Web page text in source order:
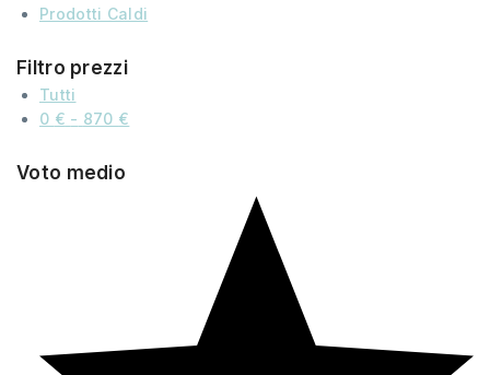
Prodotti Caldi
Filtro prezzi
Tutti
0 € - 870 €
Voto medio